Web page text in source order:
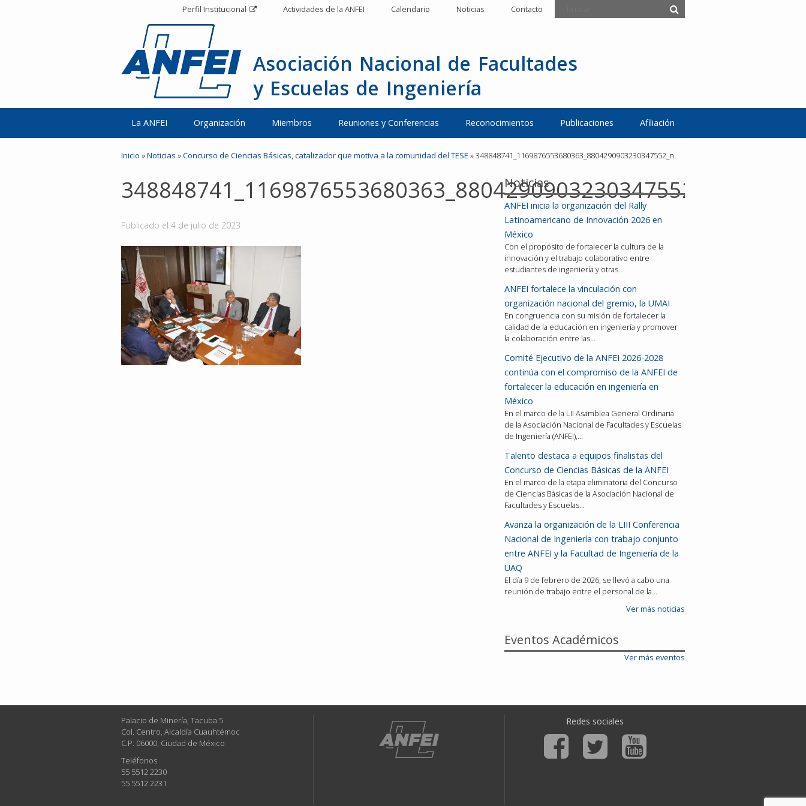
Perfil Institucional Actividades de la ANFEI Calendario Noticias Contacto
Asociación Nacional de Facultades
y Escuelas de Ingeniería
La ANFEI Organización Miembros Reuniones y Conferencias Reconocimientos Publicaciones Afiliación
Inicio »Noticias »Concurso de Ciencias Básicas, catalizador que motiva a la comunidad del TESE »348848741_1169876553680363_8804290903230347552_n
348848741_1169876553680363_8804290903230347552_n
Publicado el 4 de julio de 2023
Noticias
ANFEI inicia la organización del Rally
Latinoamericano de Innovación 2026 en
México
Con el propósito de fortalecer la cultura de la
innovación y el trabajo colaborativo entre
estudiantes de ingeniería y otras…
ANFEI fortalece la vinculación con
organización nacional del gremio, la UMAI
En congruencia con su misión de fortalecer la
calidad de la educación en ingeniería y promover
la colaboración entre las…
Comité Ejecutivo de la ANFEI 2026-2028
continúa con el compromiso de la ANFEI de
fortalecer la educación en ingeniería en
México
En el marco de la LII Asamblea General Ordinaria
de la Asociación Nacional de Facultades y Escuelas
de Ingeniería (ANFEI),…
Talento destaca a equipos finalistas del
Concurso de Ciencias Básicas de la ANFEI
En el marco de la etapa eliminatoria del Concurso
de Ciencias Básicas de la Asociación Nacional de
Facultades y Escuelas…
Avanza la organización de la LIII Conferencia
Nacional de Ingeniería con trabajo conjunto
entre ANFEI y la Facultad de Ingeniería de la
UAQ
El día 9 de febrero de 2026, se llevó a cabo una
reunión de trabajo entre el personal de la…
Ver más noticias
Eventos Académicos
Ver más eventos
Palacio de Minería, Tacuba 5
Col. Centro, Alcaldía Cuauhtémoc
C.P. 06000, Ciudad de México
Teléfonos
55 5512 2230
55 5512 2231
Redes sociales